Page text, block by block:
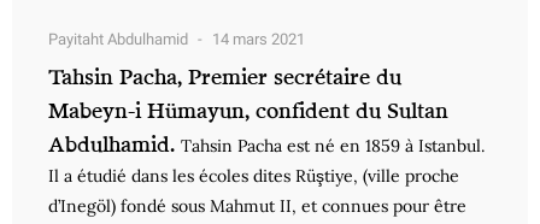
Payitaht Abdulhamid 14 mars 2021
Tahsin Pacha, Premier secrétaire du
Mabeyn-i Hümayun, confident du Sultan
Abdulhamid. Tahsin Pacha est né en 1859 à Istanbul.
Il a étudié dans les écoles dites Rüştiye, (ville proche
d’Inegöl) fondé sous Mahmut II, et connues pour être